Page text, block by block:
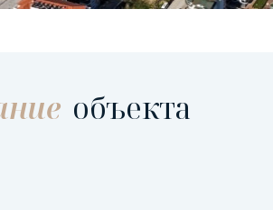
объекта